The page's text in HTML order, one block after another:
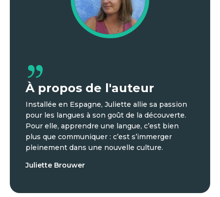
À propos de l'auteur
Installée en Espagne, Juliette allie sa passion
pour les langues à son goût de la découverte.
Pour elle, apprendre une langue, c’est bien
plus que communiquer : c’est s’immerger
pleinement dans une nouvelle culture.
Juliette Brouwer